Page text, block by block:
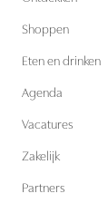
Shoppen
Eten en drinken
Agenda
Vacatures
Zakelijk
Partners